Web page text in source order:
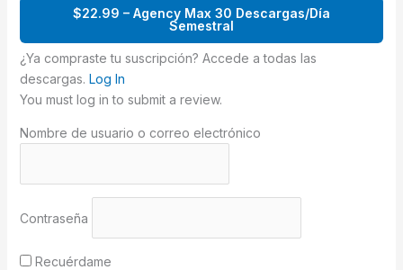
$22.99 – Agency Max 30 Descargas/Día
Semestral
¿Ya compraste tu suscripción? Accede a todas las
descargas. Log In
You must log in to submit a review.
Nombre de usuario o correo electrónico
Contraseña
Recuérdame